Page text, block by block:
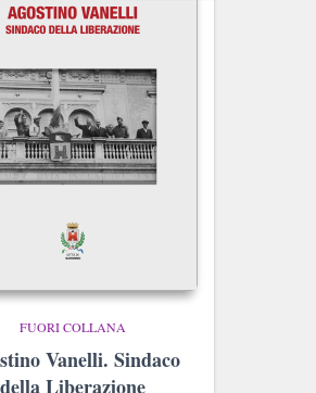
FUORI COLLANA
Vanelli. Sindaco
della Liberazione